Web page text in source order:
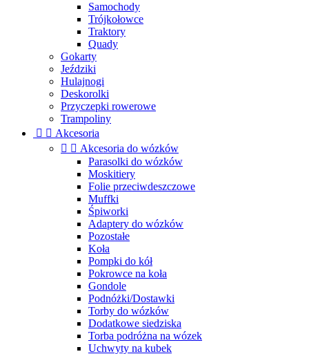
Samochody
Trójkołowce
Traktory
Quady
Gokarty
Jeździki
Hulajnogi
Deskorolki
Przyczepki rowerowe
Trampoliny
  Akcesoria
  Akcesoria do wózków
Parasolki do wózków
Moskitiery
Folie przeciwdeszczowe
Muffki
Śpiworki
Adaptery do wózków
Pozostałe
Koła
Pompki do kół
Pokrowce na koła
Gondole
Podnóżki/Dostawki
Torby do wózków
Dodatkowe siedziska
Torba podróżna na wózek
Uchwyty na kubek